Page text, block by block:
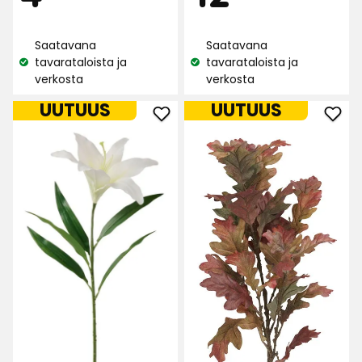
arvostelun
€
Katso
saatavuus:
Saatavana
tavarataloista ja
verkosta
252
perusteella
€
Katso
saatavuus:
Saatavana
tavarataloista ja
verkosta
UUTUUS
Lisää
suosikkeihin
UUTUUS